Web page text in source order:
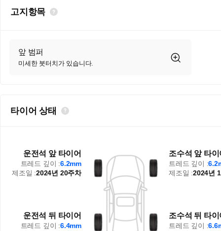
고지항목
앞 범퍼
미세한 붓터치가 있습니다.
타이어 상태
운전석 앞 타이어
트레드 깊이 :6.2mm
제조일 :2024년 20주차
운전석 뒤 타이어
트레드 깊이 :6.4mm
조수석 뒤 타이
트레드 깊이 :
조수석 앞 타이
트레드 깊이 :
제조일 :2024년